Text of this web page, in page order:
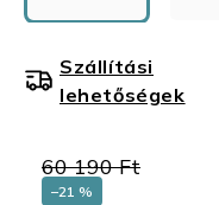
60 190 Ft
–21 %
Szállítási
lehetőségek